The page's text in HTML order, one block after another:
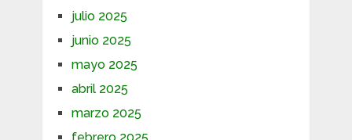
julio 2025
junio 2025
mayo 2025
abril 2025
marzo 2025